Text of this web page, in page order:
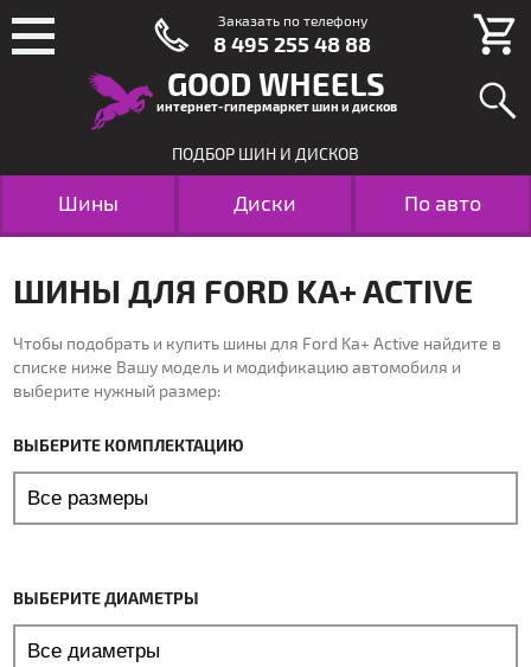
GOOD WHEELS
интернет-гипермаркет шин и дисков
ПОДБОР ШИН И ДИСКОВ
Шины Диски По авто
ШИНЫ ДЛЯ FORD KA+ ACTIVE
Чтобы подобрать и купить шины для Ford Ka+ Active найдите в
списке ниже Вашу модель и модификацию автомобиля и
выберите нужный размер:
ВЫБЕРИТЕ КОМПЛЕКТАЦИЮ
ВЫБЕРИТЕ ДИАМЕТРЫ
Заказать по телефону
8 495 255 48 88